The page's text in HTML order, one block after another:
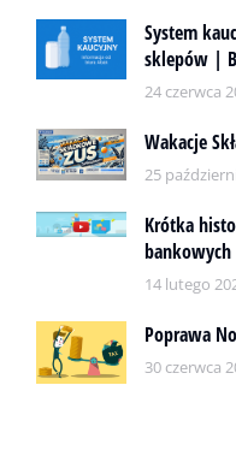
System
sklepów |
24 czerwca
Wakacje
25
Krótka
bankowych
14 lutego
Poprawa
30 czerwca